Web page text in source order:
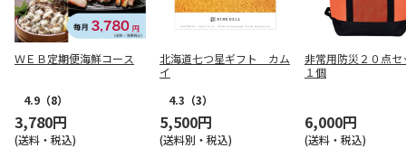
ＷＥＢ定期便海鮮コース
4.9 （8）
3,780円
(送料・税込)
北海道七つ星ギフト カム
イ
4.3 （3）
5,500円
(送料別・税込)
非常用防災２０点
１個
6,000円
(送料・税込)